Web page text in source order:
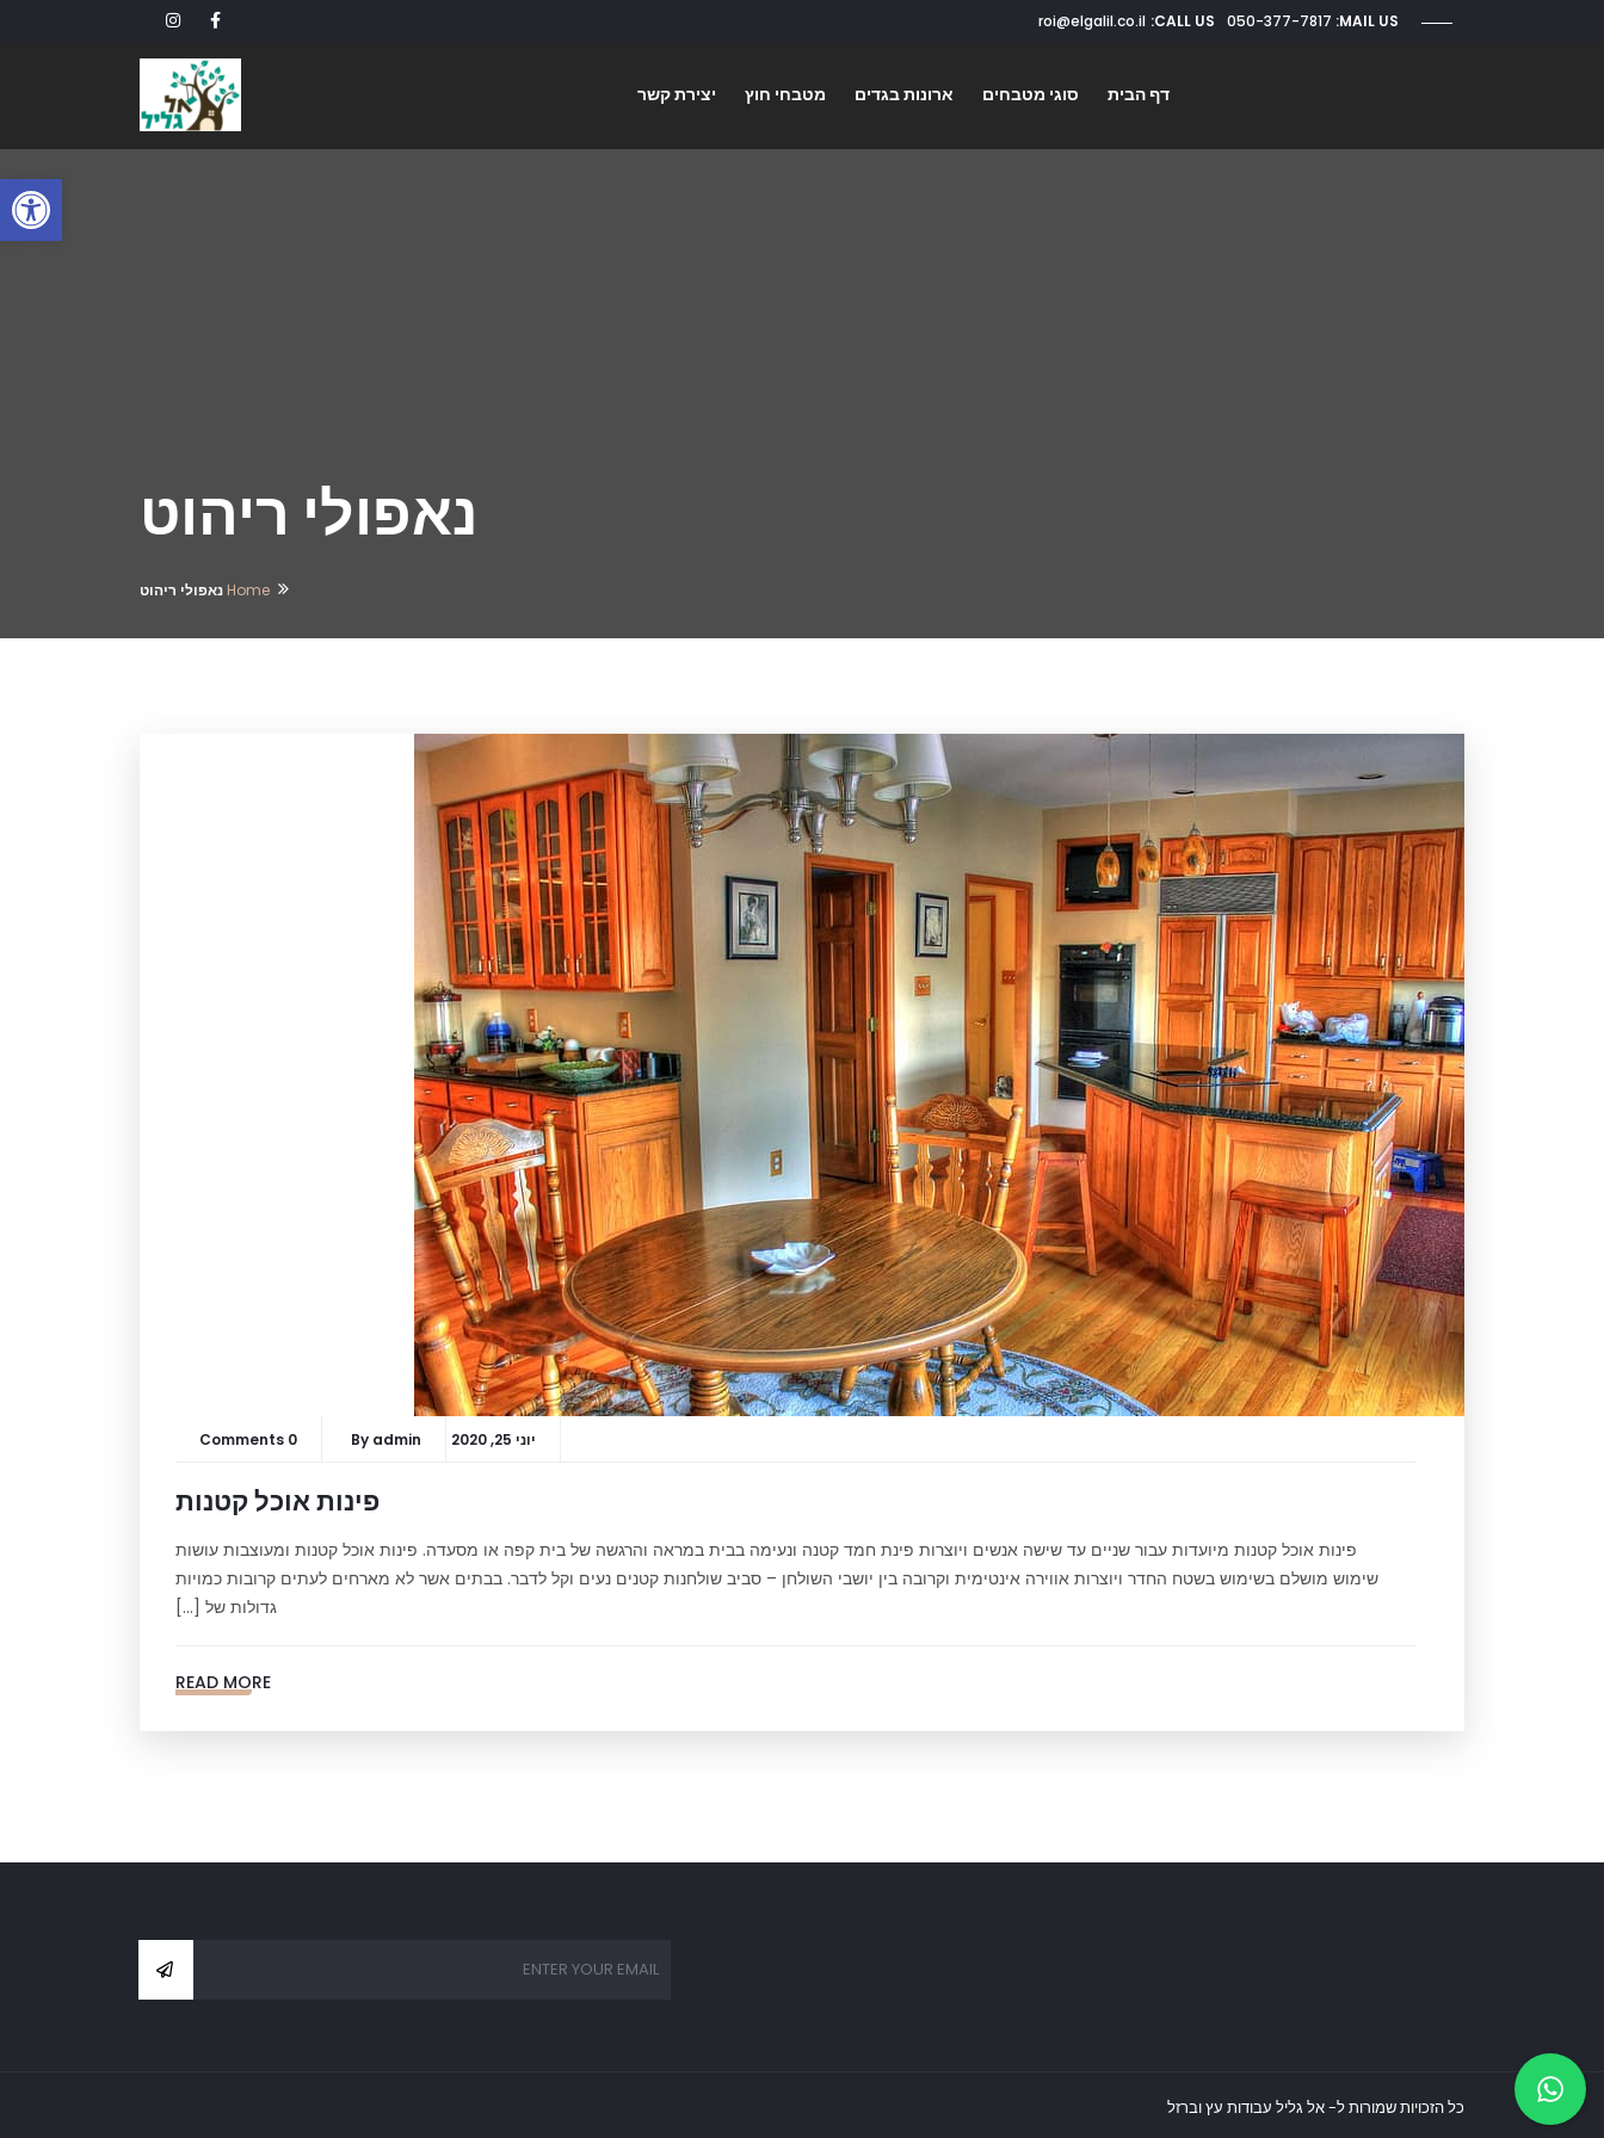
MAIL US:
CALL US: 050-377-7817
דף הבית סוגי מטבחים ארונות בגדים מטבחי חוץ יצירת קשר
נאפולי ריהוט
Home נאפולי ריהוט
יוני 25, 2020 By admin
0 Comments
פינות אוכל קטנות
פינות אוכל קטנות מיועדות עבור שניים עד שישה אנשים ויוצרות פינת חמד קטנה ונעימה בבית במראה והרגשה של בית קפה או מסעדה. פינות אוכל קטנות ומעוצבות עושות
שימוש מושלם בשימוש בשטח החדר ויוצרות אווירה אינטימית וקרובה בין יושבי השולחן – סביב שולחנות קטנים נעים וקל לדבר. בבתים אשר לא מארחים לעתים קרובות כמויות
גדולות של […]
READ MORE
כל הזכויות שמורות ל- אל גליל עבודות עץ וברזל